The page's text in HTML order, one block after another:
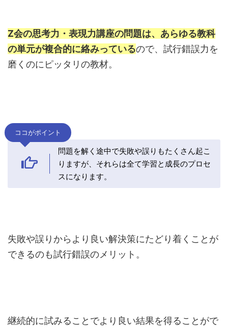
Z会の思考力・表現力講座の問題は、あらゆる教科
の単元が複合的に絡みっているので、試行錯誤力を
磨くのにピッタリの教材。
ココがポイント
問題を解く途中で失敗や誤りもたくさん起こ
りますが、それらは全て学習と成長のプロセ
スになります。
失敗や誤りからより良い解決策にたどり着くことが
できるのも試行錯誤のメリット。
継続的に試みることでより良い結果を得ることがで